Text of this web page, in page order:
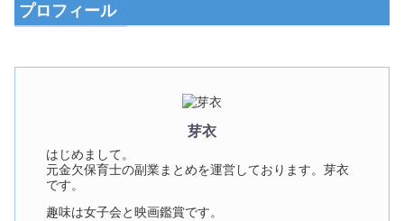
プロフィール
芽衣
はじめまして。
元金欠保育士の副業まとめを運営しております。芽衣
です。
趣味は女子会と映画鑑賞です。